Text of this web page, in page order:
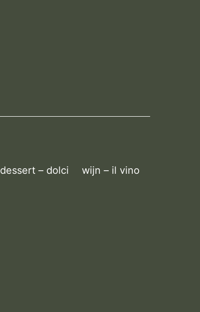
dessert – dolci wijn – il vino